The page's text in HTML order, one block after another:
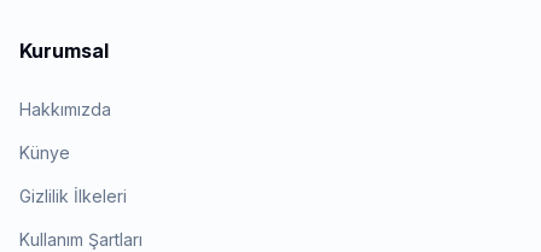
Kurumsal
Hakkımızda
Künye
Gizlilik İlkeleri
Kullanım Şartları